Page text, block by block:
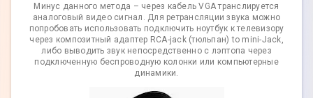
Минус данного метода – через кабель VGA транслируется
аналоговый видео сигнал. Для ретрансляции звука можно
попробовать использовать подключить ноутбук к телевизору
через композитный адаптер RCA-jack (тюльпан) to mini-Jack,
либо выводить звук непосредственно с лэптопа через
подключенную беспроводную колонки или компьютерные
динамики.